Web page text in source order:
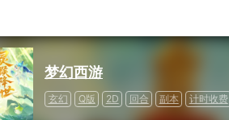
梦幻西游
玄幻 Q版 2D 回合 副本 计时收费